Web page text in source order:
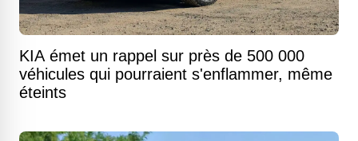
KIA émet un rappel sur près de 500 000
véhicules qui pourraient s'enflammer, même
éteints